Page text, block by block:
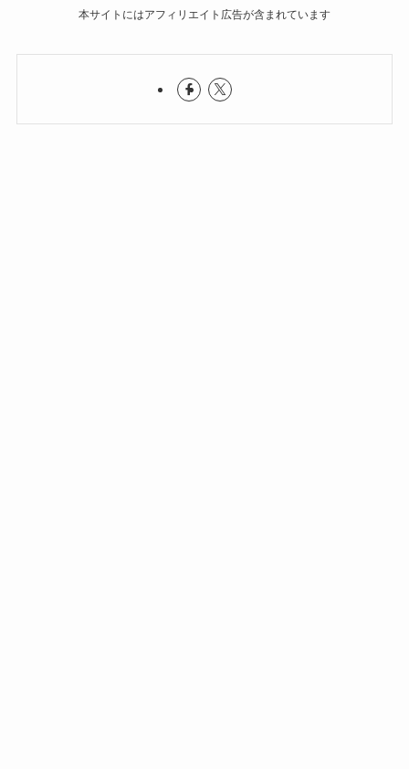
本サイトにはアフィリエイト広告が含まれています